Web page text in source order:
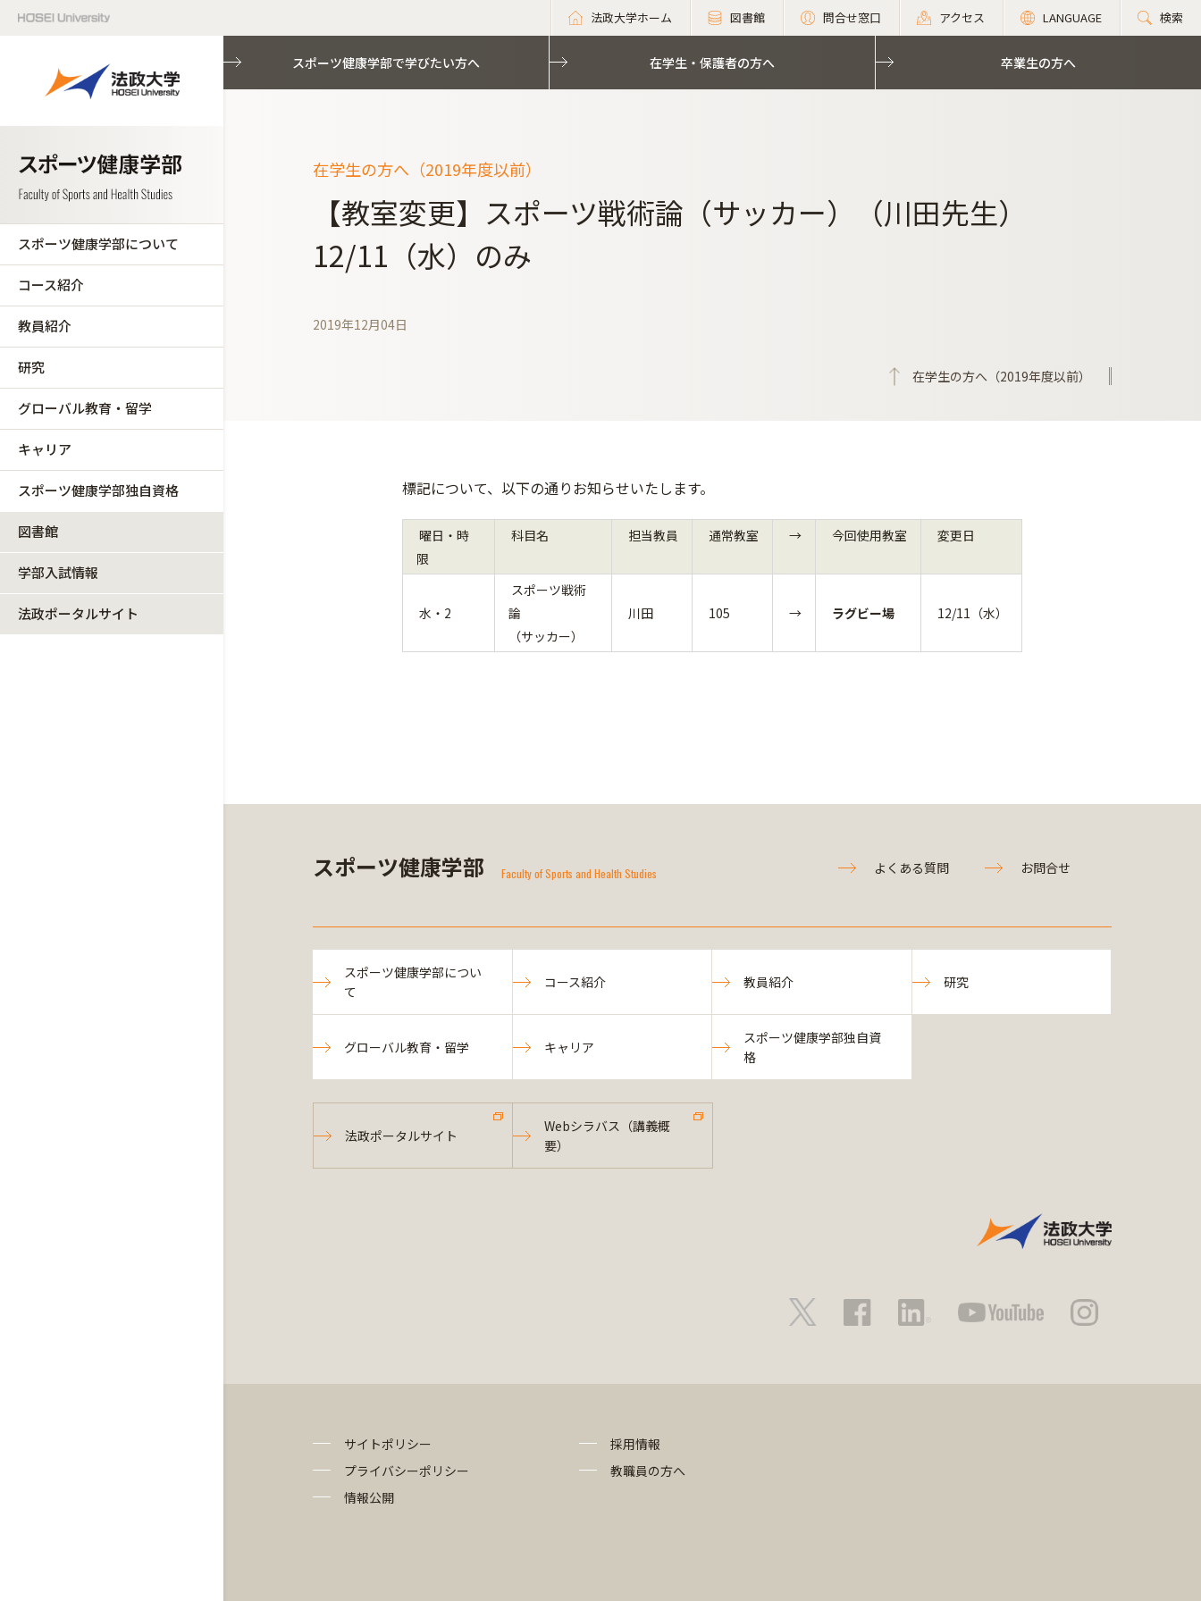
法政大学ホーム 図書館 問合せ窓口 アクセス LANGUAGE 検索
スポーツ健康学部について
コース紹介
教員紹介
研究
グローバル教育・留学
キャリア
スポーツ健康学部独自資格
図書館
学部入試情報
法政ポータルサイト
スポーツ健康学部で学びたい方へ 在学生・保護者の方へ 卒業生の方へ
在学生の方へ（2019年度以前）
【教室変更】スポーツ戦術論（サッカー）（川田先生）
12/11（水）のみ
2019年12月04日
在学生の方へ（2019年度以前）
標記について、以下の通りお知らせいたします。
曜日・時
限
科目名 担当教員 通常教室 → 今回使用教室 変更日
水・2
スポーツ戦術
論
（サッカー）
川田 105 → ラグビー場 12/11（水）
スポーツ健康学部 Faculty of Sports and Health Studies よくある質問 お問合せ
スポーツ健康学部につい
て
コース紹介 教員紹介 研究
グローバル教育・留学 キャリア
スポーツ健康学部独自資
格
法政ポータルサイト
Webシラバス（講義概
要）
サイトポリシー
プライバシーポリシー
情報公開
採用情報
教職員の方へ